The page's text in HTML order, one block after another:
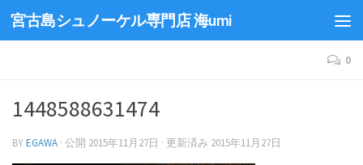
宮古島シュノーケル専門店 海umi
0
1448588631474
BYEGAWA · 公開 2015年11月27日 · 更新済み 2015年11月27日